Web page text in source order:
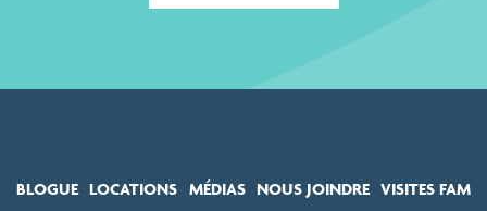
BLOGUE LOCATIONS MÉDIAS NOUS JOINDRE VISITES FAM